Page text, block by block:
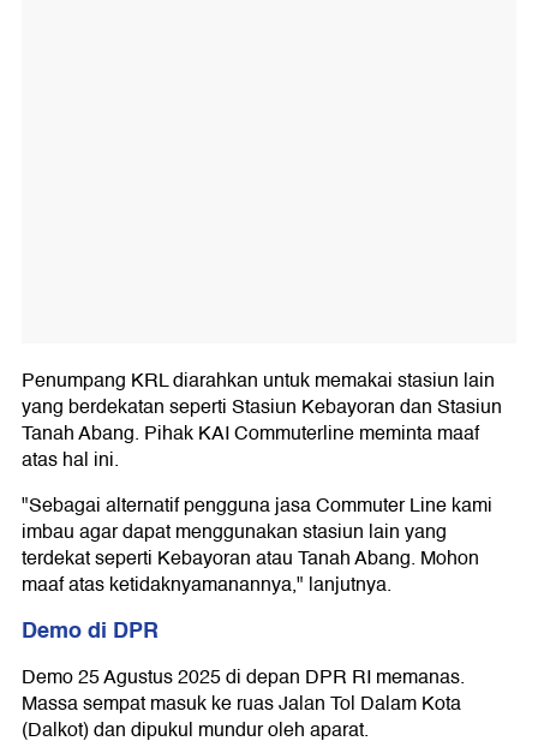
Penumpang KRL diarahkan untuk memakai stasiun lain
yang berdekatan seperti Stasiun Kebayoran dan Stasiun
Tanah Abang. Pihak KAI Commuterline meminta maaf
atas hal ini.
"Sebagai alternatif pengguna jasa Commuter Line kami
imbau agar dapat menggunakan stasiun lain yang
terdekat seperti Kebayoran atau Tanah Abang. Mohon
maaf atas ketidaknyamanannya," lanjutnya.
Demo di DPR
Demo 25 Agustus 2025 di depan DPR RI memanas.
Massa sempat masuk ke ruas Jalan Tol Dalam Kota
(Dalkot) dan dipukul mundur oleh aparat.